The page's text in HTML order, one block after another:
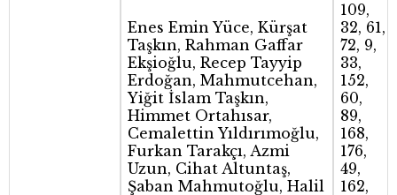
Enes Emin Yüce, Kürşat
Taşkın, Rahman Gaffar
Ekşioğlu, Recep Tayyip
Erdoğan, Mahmutcehan,
Yiğit İslam Taşkın,
Himmet Ortahısar,
Cemalettin Yıldırımoğlu,
Furkan Tarakçı, Azmi
Uzun, Cihat Altuntaş,
Şaban Mahmutoğlu, Halil
109,
32, 61,
72, 9,
33,
152,
60,
89,
168,
176,
49,
162,